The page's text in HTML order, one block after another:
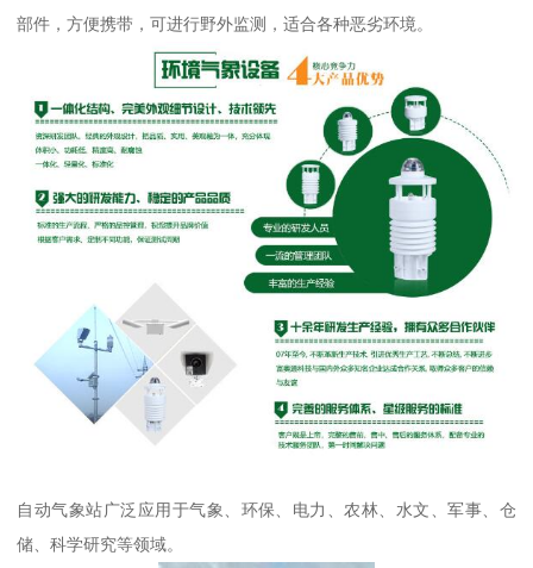
部件，方便携带，可进行野外监测，适合各种恶劣环境。
自动气象站广泛应用于气象、环保、电力、农林、水文、军事、仓
储、科学研究等领域。